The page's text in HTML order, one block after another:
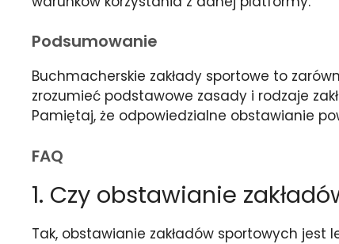
Podsumowanie
Buchmacherskie zakłady sportowe to
zrozumieć podstawowe zasady i rodzaje
Pamiętaj, że odpowiedzialne obstawianie
FAQ
1. Czy obstawianie
Tak, obstawianie zakładów sportowych